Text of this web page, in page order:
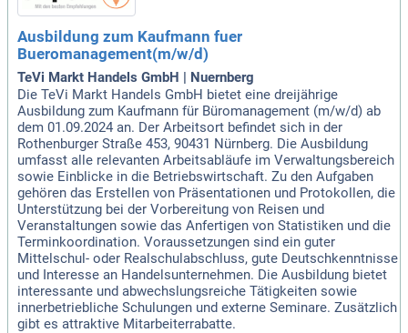
Ausbildung zum Kaufmann fuer
Bueromanagement(m/w/d)
TeVi Markt Handels GmbH | Nuernberg
Die TeVi Markt Handels GmbH bietet eine dreijährige
Ausbildung zum Kaufmann für Büromanagement (m/w/d) ab
dem 01.09.2024 an. Der Arbeitsort befindet sich in der
Rothenburger Straße 453, 90431 Nürnberg. Die Ausbildung
umfasst alle relevanten Arbeitsabläufe im Verwaltungsbereich
sowie Einblicke in die Betriebswirtschaft. Zu den Aufgaben
gehören das Erstellen von Präsentationen und Protokollen, die
Unterstützung bei der Vorbereitung von Reisen und
Veranstaltungen sowie das Anfertigen von Statistiken und die
Terminkoordination. Voraussetzungen sind ein guter
Mittelschul- oder Realschulabschluss, gute Deutschkenntnisse
und Interesse an Handelsunternehmen. Die Ausbildung bietet
interessante und abwechslungsreiche Tätigkeiten sowie
innerbetriebliche Schulungen und externe Seminare. Zusätzlich
gibt es attraktive Mitarbeiterrabatte.